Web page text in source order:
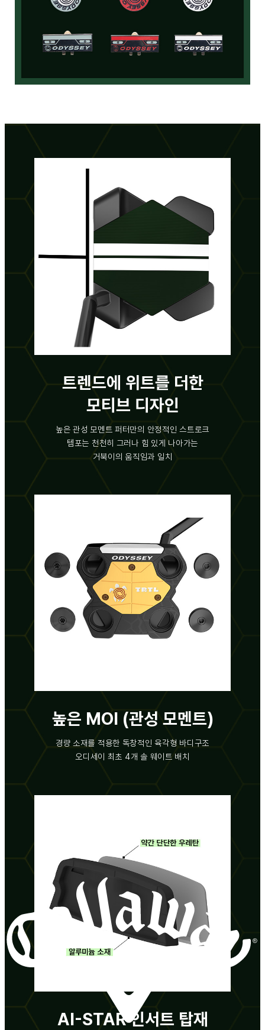
트렌드에 위트를 더한
모티브 디자인
높은 관성 모멘트 퍼터만의 안정적인 스트로크
템포는 천천히 그러나 힘 있게 나아가는
거북이의 움직임과 일치
높은 MOI (관성 모멘트)
경량 소재를 적용한 독창적인 육각형 바디구조
오디세이 최초 4개 솔 웨이트 배치
AI-STAR 인서트 탑재